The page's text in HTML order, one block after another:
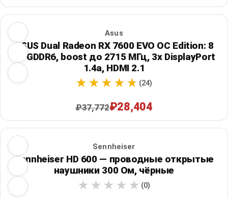
Asus
ASUS Dual Radeon RX 7600 EVO OC Edition: 8
ГБ GDDR6, boost до 2715 МГц, 3x DisplayPort
1.4a, HDMI 2.1
(24)
₽37,772₽28,404
Sennheiser
Sennheiser HD 600 — проводные открытые
наушники 300 Ом, чёрные
(0)